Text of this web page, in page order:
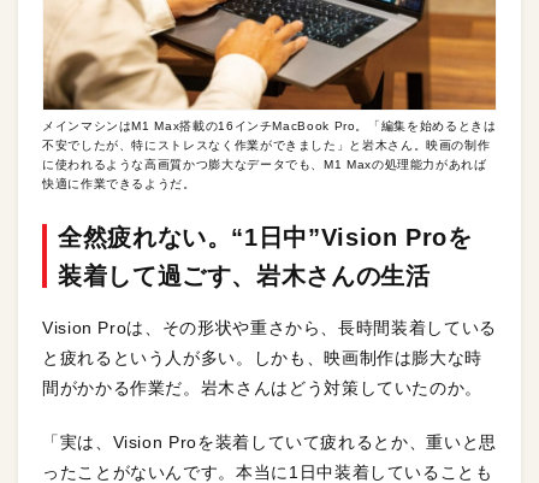
メインマシンはM1 Max搭載の16インチMacBook Pro。「編集を始めるときは
不安でしたが、特にストレスなく作業ができました」と岩木さん。映画の制作
に使われるような高画質かつ膨大なデータでも、M1 Maxの処理能力があれば
快適に作業できるようだ。
全然疲れない。“1日中”Vision Proを
装着して過ごす、岩木さんの生活
Vision Proは、その形状や重さから、長時間装着している
と疲れるという人が多い。しかも、映画制作は膨大な時
間がかかる作業だ。岩木さんはどう対策していたのか。
「実は、Vision Proを装着していて疲れるとか、重いと思
ったことがないんです。本当に1日中装着していることも